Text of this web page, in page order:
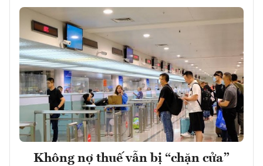
Không nợ thuế vẫn bị “chặn cửa”